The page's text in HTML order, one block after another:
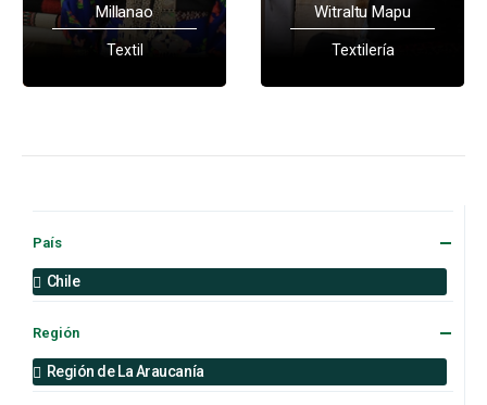
Millanao
Textil
Witraltu Mapu
Textilería
País
Chile
Región
Región de La Araucanía